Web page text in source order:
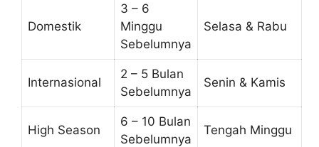
Domestik
3 – 6
Minggu
Sebelumnya
Selasa & Rabu
Internasional
2 – 5 Bulan
Sebelumnya
Senin & Kamis
High Season
6 – 10 Bulan
Sebelumnya
Tengah Minggu